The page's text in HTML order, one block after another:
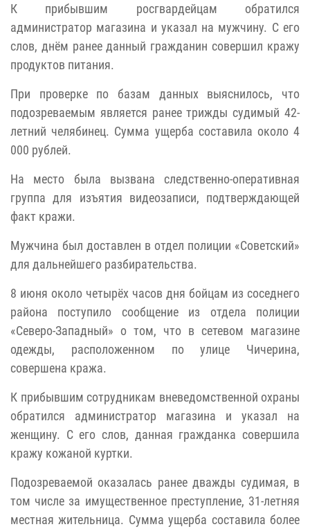
К прибывшим росгвардейцам обратился
администратор магазина и указал на мужчину. С его
слов, днём ранее данный гражданин совершил кражу
продуктов питания.
При проверке по базам данных выяснилось, что
подозреваемым является ранее трижды судимый 42-
летний челябинец. Сумма ущерба составила около 4
000 рублей.
На место была вызвана следственно-оперативная
группа для изъятия видеозаписи, подтверждающей
факт кражи.
Мужчина был доставлен в отдел полиции «Советский»
для дальнейшего разбирательства.
8 июня около четырёх часов дня бойцам из соседнего
района поступило сообщение из отдела полиции
«Северо-Западный» о том, что в сетевом магазине
одежды, расположенном по улице Чичерина,
совершена кража.
К прибывшим сотрудникам вневедомственной охраны
обратился администратор магазина и указал на
женщину. С его слов, данная гражданка совершила
кражу кожаной куртки.
Подозреваемой оказалась ранее дважды судимая, в
том числе за имущественное преступление, 31-летняя
местная жительница. Сумма ущерба составила более